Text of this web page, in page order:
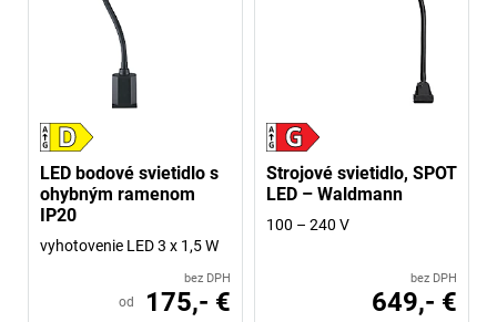
LED bodové svietidlo s
ohybným ramenom
IP20
vyhotovenie LED 3 x 1,5 W
bez DPH
od 175,- €
Strojové svietidlo, SPOT
LED – Waldmann
100 – 240 V
bez DPH
649,- €